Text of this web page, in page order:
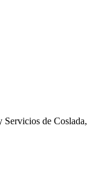
de Coslada,